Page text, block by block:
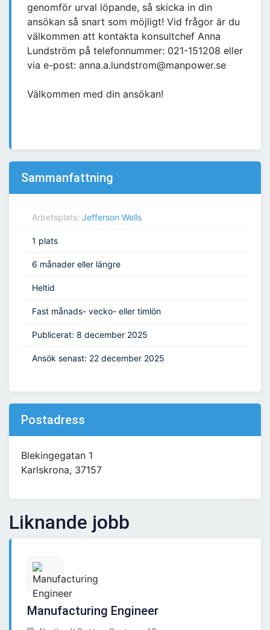
genomför urval löpande, så skicka in din
ansökan så snart som möjligt! Vid frågor är du
välkommen att kontakta konsultchef Anna
Lundström på telefonnummer: 021-151208 eller
via e-post: anna.a.lundstrom@manpower.se
Välkommen med din ansökan!
Sammanfattning
Arbetsplats: Jefferson Wells
1 plats
6 månader eller längre
Heltid
Fast månads- vecko- eller timlön
Publicerat: 8 december 2025
Ansök senast: 22 december 2025
Postadress
Blekingegatan 1
Karlskrona, 37157
Liknande jobb
Manufacturing Engineer